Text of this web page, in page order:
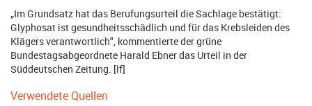
„Im Grundsatz hat das Berufungsurteil die Sachlage bestätigt:
Glyphosat ist gesundheitsschädlich und für das Krebsleiden des
Klägers verantwortlich", kommentierte der grüne
Bundestagsabgeordnete Harald Ebner das Urteil in der
Süddeutschen Zeitung. [lf]
Verwendete Quellen